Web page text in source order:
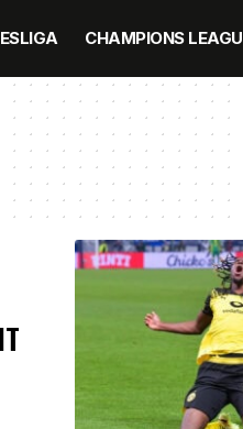
CHAMPIONS